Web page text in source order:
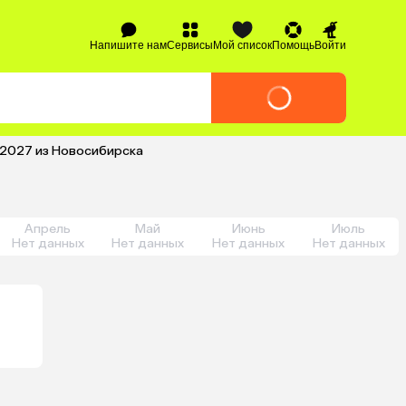
Напишите намСервисыМой списокПомощьВойти
из Новосибирска
Апрель
Нет данных
Май
Нет данных
Июнь
Нет данных
Июль
Нет данных